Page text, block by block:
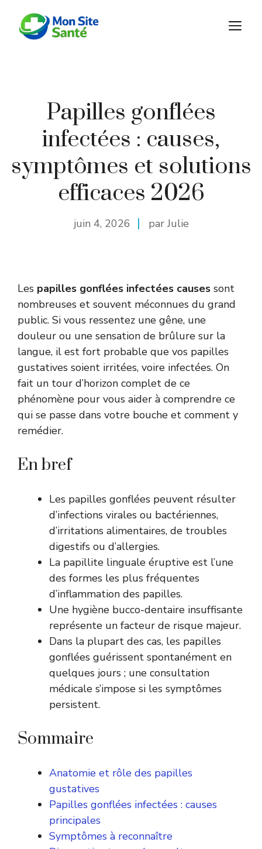
contenu
Papilles gonflées
infectées : causes,
symptômes et solutions
efficaces 2026
juin 4, 2026 par Julie
Les papilles gonflées infectées causes sont
nombreuses et souvent méconnues du grand
public. Si vous ressentez une gêne, une
douleur ou une sensation de brûlure sur la
langue, il est fort probable que vos papilles
gustatives soient irritées, voire infectées. On
fait un tour d’horizon complet de ce
phénomène pour vous aider à comprendre ce
qui se passe dans votre bouche et comment y
remédier.
En bref
Les papilles gonflées peuvent résulter
d’infections virales ou bactériennes,
d’irritations alimentaires, de troubles
digestifs ou d’allergies.
La papillite linguale éruptive est l’une
des formes les plus fréquentes
d’inflammation des papilles.
Une hygiène bucco-dentaire insuffisante
représente un facteur de risque majeur.
Dans la plupart des cas, les papilles
gonflées guérissent spontanément en
quelques jours ; une consultation
médicale s’impose si les symptômes
persistent.
Sommaire
Anatomie et rôle des papilles
gustatives
Papilles gonflées infectées : causes
principales
Symptômes à reconnaître